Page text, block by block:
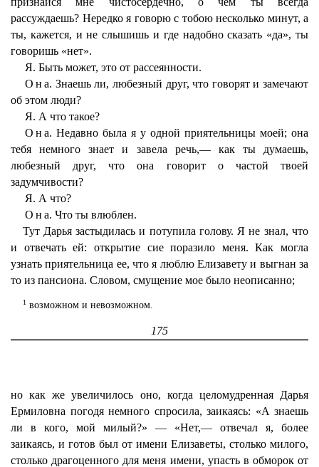
рассуждаешь? Нередко я говорю с тобою несколько минут, а
ты, кажется, и не слышишь и где надобно сказать «да», ты
говоришь «нет».
Я. Быть может, это от рассеянности.
Она. Знаешь ли, любезный друг, что говорят и замечают
об этом люди?
Я. А что такое?
Она. Недавно была я у одной приятельницы моей; она
тебя немного знает и завела речь,— как ты думаешь,
любезный друг, что она говорит о частой твоей
задумчивости?
Я. А что?
Она. Что ты влюблен.
Тут Дарья застыдилась и потупила голову. Я не знал, что
и отвечать ей: открытие сие поразило меня. Как могла
узнать приятельница ее, что я люблю Елизавету и выгнан за
то из пансиона. Словом, смущение мое было неописанно;
1возможном и невозможном.
175
но как же увеличилось оно, когда целомудренная Дарья
Ермиловна погодя немного спросила, заикаясь: «А знаешь
ли в кого, мой милый?» — «Нет,— отвечал я, более
заикаясь, и готов был от имени Елизаветы, столько милого,
столько драгоценного для меня имени, упасть в обморок от